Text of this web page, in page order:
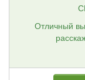
Отличный